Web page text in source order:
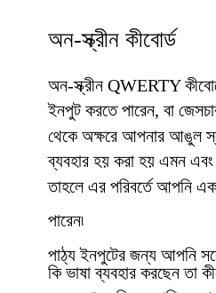
অন-স্ক্রীন কীবোর্ড
অন-স্ক্রীন QWERTY
ইনপুট করতে পারেন, বা
থেকে অক্ষরে আপনার আঙুল
ব্যবহার হয় করা হয় এমন
তাহলে এর পরিবর্তে আপনি এক
পারেন৷
পাঠ্য ইনপুটের জন্য আপনি
কি ভাষা ব্যবহার করছেন তা